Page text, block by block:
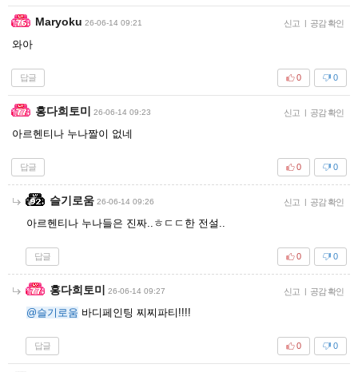
Maryoku 26-06-14 09:21 신고 | 공감 확인
와아
답글 0
0
홍다희토미 26-06-14 09:23 신고 | 공감 확인
아르헨티나 누나짤이 없네
답글 0
0
슬기로움 26-06-14 09:26 신고 | 공감 확인
아르헨티나 누나들은 진짜..ㅎㄷㄷ한 전설..
답글 0
0
홍다희토미 26-06-14 09:27 신고 | 공감 확인
@슬기로움 바디페인팅 찌찌파티!!!!
답글 0
0